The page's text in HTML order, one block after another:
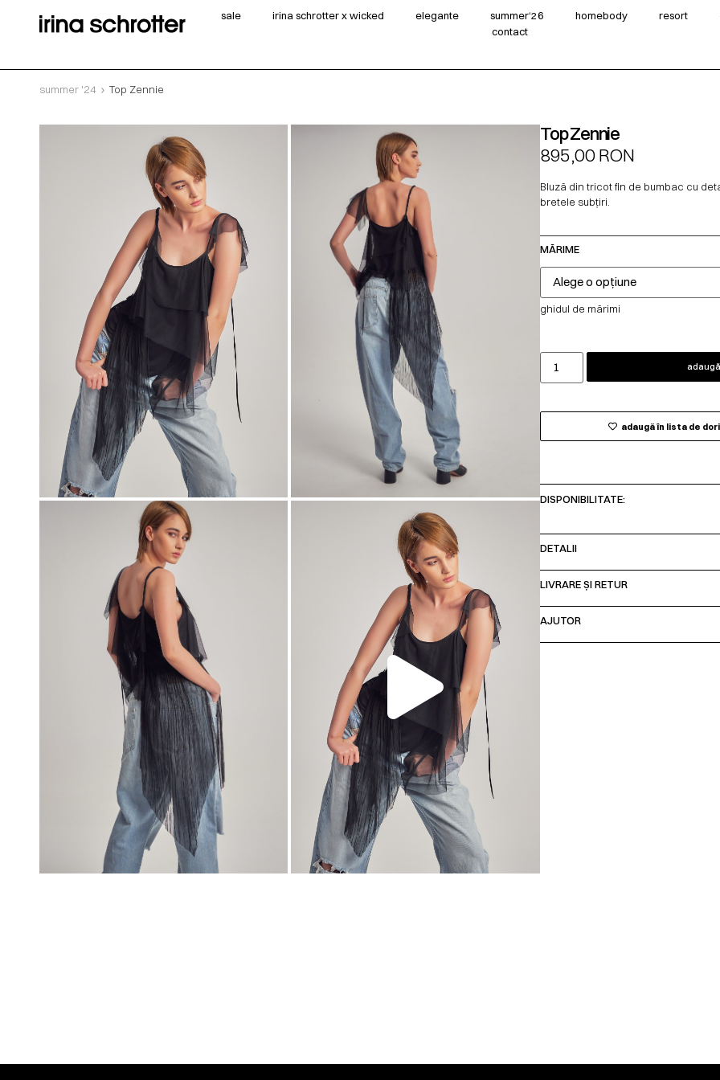
sale irina schrotter x wicked elegante summer‘26 homebody resort
contact
summer '24 Top Zennie
00:00
Top Zennie
895,00RON
Bluză din tricot fin de bumbac cu
bretele subțiri.
MĂRIME
ghidul de mărimi
adaugă în lista de
DISPONIBILITATE:
DETALII
LIVRARE ȘI RETUR
AJUTOR